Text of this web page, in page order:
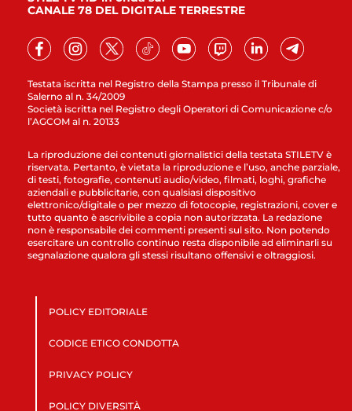
Testata iscritta nel Registro della Stampa presso il Tribunale di
Salerno al n. 34/2009
Società iscritta nel Registro degli Operatori di Comunicazione c/o
l’AGCOM al n. 20133
CANALE 78 DEL DIGITALE TERRESTRE
La riproduzione dei contenuti giornalistici della testata STILETV è
riservata. Pertanto, è vietata la riproduzione e l’uso, anche parziale,
di testi, fotografie, contenuti audio/video, filmati, loghi, grafiche
aziendali e pubblicitarie, con qualsiasi dispositivo
elettronico/digitale o per mezzo di fotocopie, registrazioni, cover e
tutto quanto è ascrivibile a copia non autorizzata. La redazione
non è responsabile dei commenti presenti sul sito. Non potendo
esercitare un controllo continuo resta disponibile ad eliminarli su
segnalazione qualora gli stessi risultano offensivi e oltraggiosi.
POLICY EDITORIALE
CODICE ETICO CONDOTTA
PRIVACY POLICY
POLICY DIVERSITÀ